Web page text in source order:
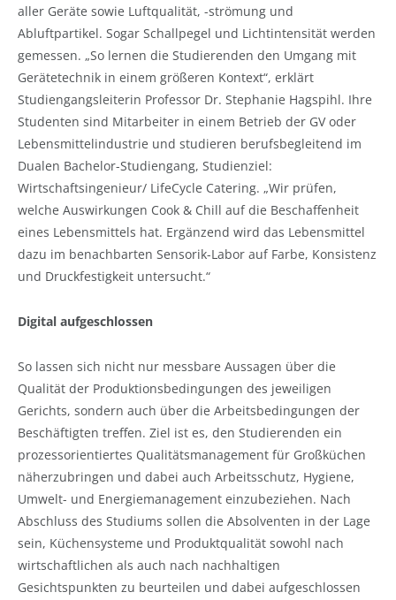
aller Geräte sowie Luftqualität, -strömung und
Abluftpartikel. Sogar Schallpegel und Lichtintensität werden
gemessen. „So lernen die Studierenden den Umgang mit
Gerätetechnik in einem größeren Kontext“, erklärt
Studiengangsleiterin Professor Dr. Stephanie Hagspihl. Ihre
Studenten sind Mitarbeiter in einem Betrieb der GV oder
Lebensmittelindustrie und studieren berufsbegleitend im
Dualen Bachelor-Studiengang, Studienziel:
Wirtschaftsingenieur/ LifeCycle Catering. „Wir prüfen,
welche Auswirkungen Cook & Chill auf die Beschaffenheit
eines Lebensmittels hat. Ergänzend wird das Lebensmittel
dazu im benachbarten Sensorik-Labor auf Farbe, Konsistenz
und Druckfestigkeit untersucht.“
Digital aufgeschlossen
So lassen sich nicht nur messbare Aussagen über die
Qualität der Produktionsbedingungen des jeweiligen
Gerichts, sondern auch über die Arbeitsbedingungen der
Beschäftigten treffen. Ziel ist es, den Studierenden ein
prozessorientiertes Qualitätsmanagement für Großküchen
näherzubringen und dabei auch Arbeitsschutz, Hygiene,
Umwelt- und Energiemanagement einzubeziehen. Nach
Abschluss des Studiums sollen die Absolventen in der Lage
sein, Küchensysteme und Produktqualität sowohl nach
wirtschaftlichen als auch nach nachhaltigen
Gesichtspunkten zu beurteilen und dabei aufgeschlossen